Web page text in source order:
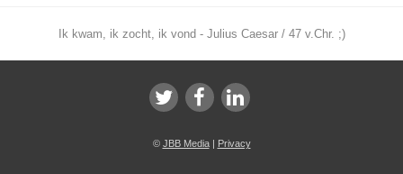
Ik kwam, ik zocht, ik vond - Julius Caesar / 47 v.Chr. ;)
© JBB Media| Privacy